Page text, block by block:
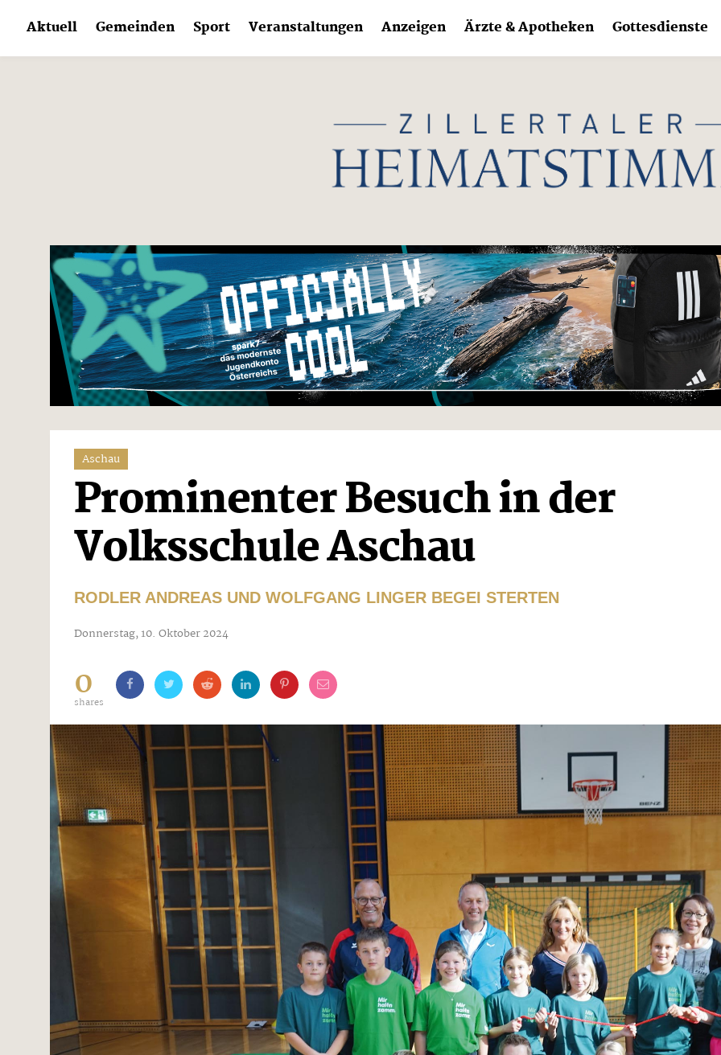
content
Aktuell Gemeinden Sport Veranstaltungen Anzeigen Ärzte & Apotheken Gottesdienste
Aschau
Prominenter Besuch in der
Volksschule Aschau
RODLER ANDREAS UND WOLFGANG LINGER BEGEI STERTEN
Donnerstag, 10. Oktober 2024
0
shares